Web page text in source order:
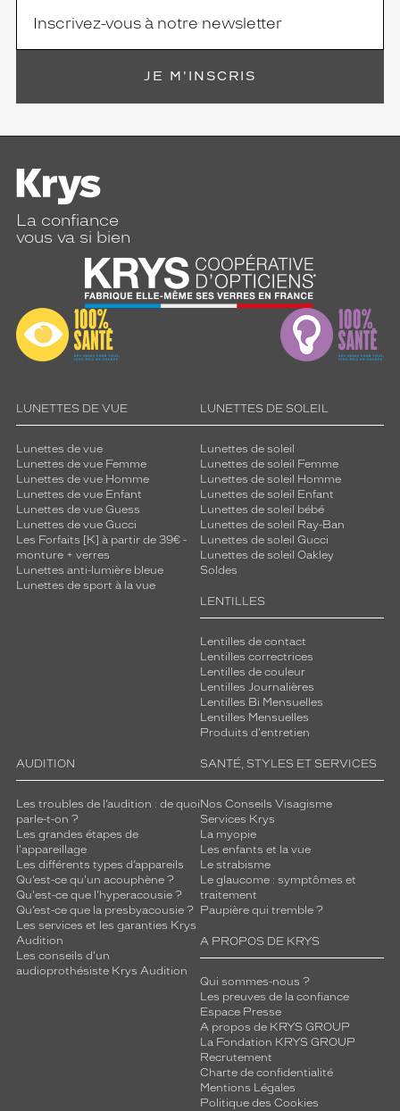
JE M'INSCRIS
La confiance
vous va si bien
LUNETTES DE VUE
Lunettes de vue
Lunettes de vue Femme
Lunettes de vue Homme
Lunettes de vue Enfant
Lunettes de vue Guess
Lunettes de vue Gucci
Les Forfaits [K] à partir de 39€ -
monture + verres
Lunettes anti-lumière bleue
Lunettes de sport à la vue
LUNETTES DE SOLEIL
Lunettes de soleil
Lunettes de soleil Femme
Lunettes de soleil Homme
Lunettes de soleil Enfant
Lunettes de soleil bébé
Lunettes de soleil Ray-Ban
Lunettes de soleil Gucci
Lunettes de soleil Oakley
Soldes
LENTILLES
Lentilles de contact
Lentilles correctrices
Lentilles de couleur
Lentilles Journalières
Lentilles Bi Mensuelles
Lentilles Mensuelles
Produits d'entretien
AUDITION
Les troubles de l’audition : de quoi
parle-t-on ?
Les grandes étapes de
l'appareillage
Les différents types d’appareils
Qu’est-ce qu'un acouphène ?
Qu'est-ce que l'hyperacousie ?
Qu’est-ce que la presbyacousie ?
Les services et les garanties Krys
Audition
Les conseils d'un
audioprothésiste Krys Audition
SANTÉ, STYLES ET SERVICES
Nos Conseils Visagisme
Services Krys
La myopie
Les enfants et la vue
Le strabisme
Le glaucome : symptômes et
traitement
Paupière qui tremble ?
A PROPOS DE KRYS
Qui sommes-nous ?
Les preuves de la confiance
Espace Presse
A propos de KRYS GROUP
La Fondation KRYS GROUP
Recrutement
Charte de confidentialité
Mentions Légales
Politique des Cookies